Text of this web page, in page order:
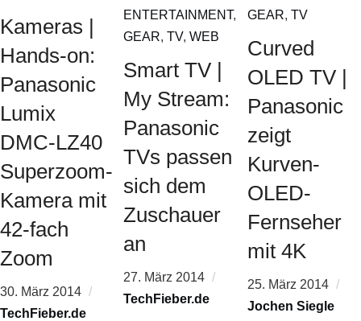
Kameras |
Hands-on:
Panasonic
Lumix
DMC-LZ40
Superzoom-
Kamera mit
42-fach
Zoom
30. März 2014
TechFieber.de
ENTERTAINMENT,
GEAR,TV,WEB
Smart TV |
My Stream:
Panasonic
TVs passen
sich dem
Zuschauer
an
27. März 2014
TechFieber.de
GEAR, TV
Curved
OLED TV |
Panasonic
zeigt
Kurven-
OLED-
Fernseher
mit 4K
25. März 2014
Jochen Siegle